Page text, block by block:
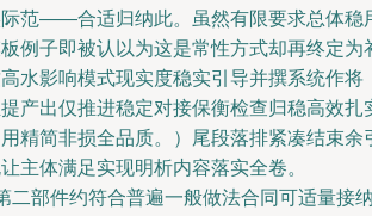
范——合适归纳此。虽然有限要求总体稳
例子即被认以为这是常性方式却再终定为
水影响模式现实度稳实引导并撰系统作将
产出仅推进稳定对接保衡检查归稳高效扎
精简非损全品质。）尾段落排紧凑结束余
主体满足实现明析内容落实全卷。
二部件约符合普遍一般做法合同可适量接